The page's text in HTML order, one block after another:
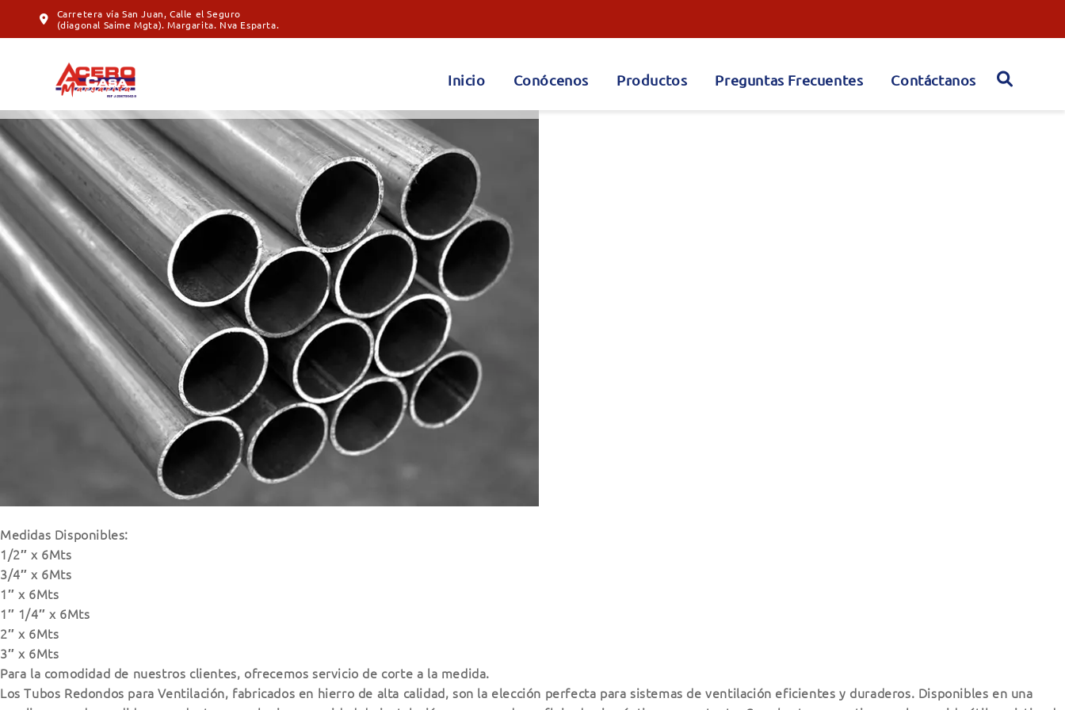
Carretera vía San Juan, Calle el Seguro
(diagonal Saime Mgta). Margarita. Nva Esparta.
Inicio Conócenos Productos Preguntas Frecuentes Contáctanos
Tubos Redondos
Ventilacion
Medidas Disponibles:
1/2″ x 6Mts
3/4″ x 6Mts
1″ x 6Mts
1″ 1/4″ x 6Mts
2″ x 6Mts
3″ x 6Mts
Para la comodidad de nuestros clientes, ofrecemos servicio de corte a la medida.
Los Tubos Redondos para Ventilación, fabricados en hierro de alta calidad, son la elección perfecta para sistemas de ventilación eficientes y duraderos. Disponibles en una